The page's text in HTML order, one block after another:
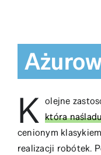
Kordonki
Filmy
Robótki
Sklepy
Larger
Image
K olejne
która
cenionym
realizacji robótek.